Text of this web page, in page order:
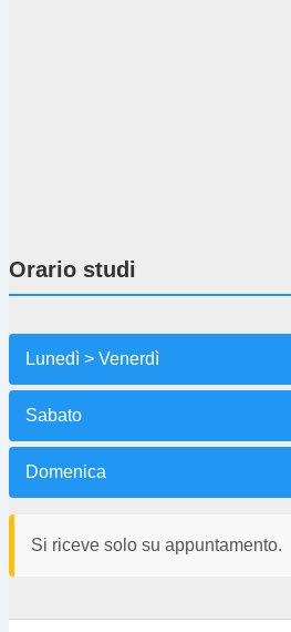
Orario studi
Lunedì > Venerdì
Sabato
Domenica
Si riceve solo su appuntamento.